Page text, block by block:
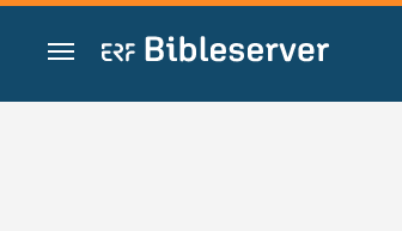
Zum Inhalt springen